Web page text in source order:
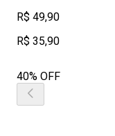
R$ 49,90
R$ 35,90
40% OFF